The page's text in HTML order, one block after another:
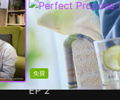
免費
EP2